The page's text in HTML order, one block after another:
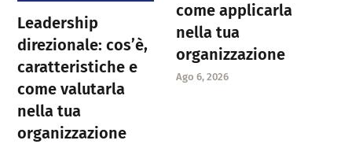
Leadership
direzionale: cos’è,
caratteristiche e
come valutarla
nella tua
organizzazione
come applicarla
nella tua
organizzazione
Ago 6, 2026